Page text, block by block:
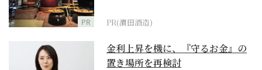
PR PR(濵田酒造)
金利上昇を機に、『守るお金』の
置き場所を再検討